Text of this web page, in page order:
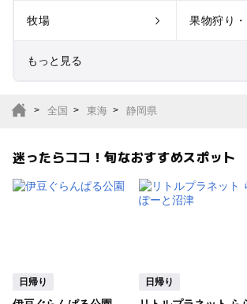
牧場 果物狩り
もっと見る
サファリパーク
植物園・
ク
釣り
全国 東海 静岡県
迷ったらココ！旬なおすすめスポット
日帰り 日帰り